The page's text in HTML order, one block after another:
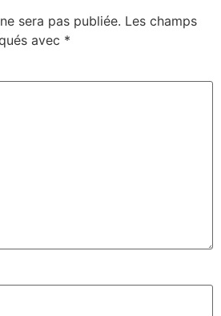
sera pas publiée. Les champs
avec *